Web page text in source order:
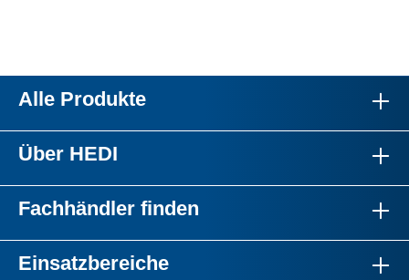
Alle Produkte
Über HEDI
Fachhändler finden
Einsatzbereiche